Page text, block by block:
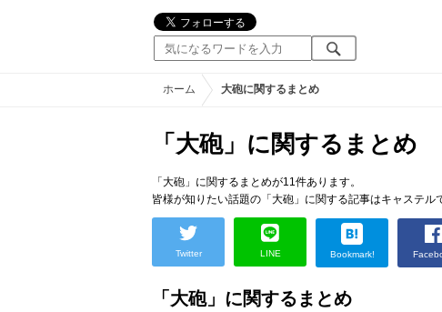
ホーム 大砲に関するまとめ
「大砲」に関するまとめ
「大砲」に関するまとめが11件あります。
皆様が知りたい話題の「大砲」に関する記事はキャステル
Twitter LINE Bookmark!
「大砲」に関するまとめ